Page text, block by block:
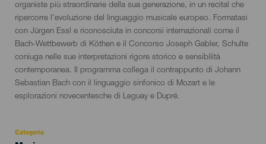
del
evento
organiste più straordinarie della sua generazione, in un recital che
ripercorre l'evoluzione del linguaggio musicale europeo. Formatasi
con Jürgen Essl e riconosciuta in concorsi internazionali come il
Bach-Wettbewerb di Köthen e il Concorso Joseph Gabler, Schulte
coniuga nelle sue interpretazioni rigore storico e sensibilità
contemporanea. Il programma collega il contrappunto di Johann
Sebastian Bach con il linguaggio sinfonico di Mozart e le
esplorazioni novecentesche di Leguay e Dupré.
Categoria